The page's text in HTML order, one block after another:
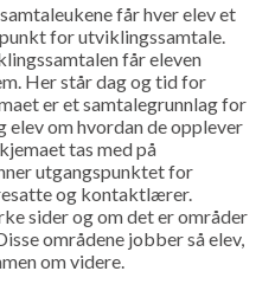
får hver elev et
for utviklingssamtale.
får eleven
Her står dag og tid for
er et samtalegrunnlag for
elev om hvordan de opplever
tas med på
utgangspunktet for
og kontaktlærer.
sider og om det er områder
områdene jobber så elev,
om videre.